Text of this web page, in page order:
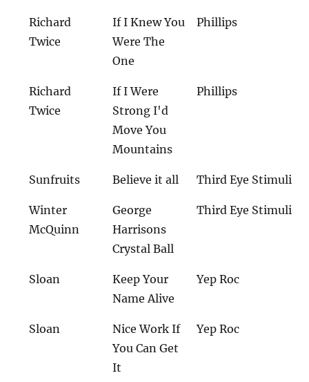
Richard
Twice
If I Knew You
Were The
One
Phillips
Richard
Twice
If I Were
Strong I'd
Move You
Mountains
Phillips
Sunfruits Believe it all Third Eye Stimuli
Winter
McQuinn
George
Harrisons
Crystal Ball
Third Eye Stimuli
Sloan
Keep Your
Name Alive
Yep Roc
Sloan
Nice Work If
You Can Get
It
Yep Roc